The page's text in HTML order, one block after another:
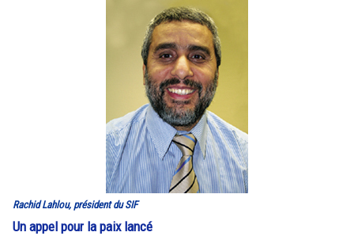
Rachid Lahlou, président du SIF
Un appel pour la paix lancé